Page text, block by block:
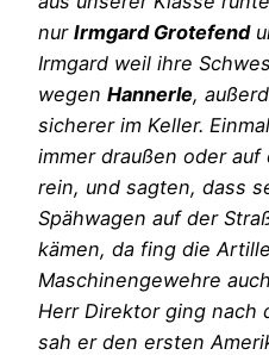
nur Irmgard Grotefend
Irmgard weil ihre
wegen Hannerle,
sicherer im Keller.
immer draußen oder
rein, und sagten, dass
Spähwagen auf der
kämen, da fing die
Maschinengewehre
Herr Direktor ging nach
sah er den ersten